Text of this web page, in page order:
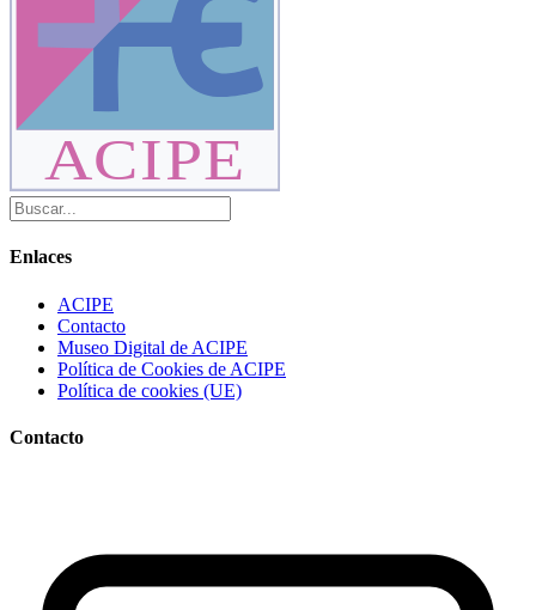
ACIPE
Enlaces
ACIPE
Contacto
Museo Digital de ACIPE
Política de Cookies de ACIPE
Política de cookies (UE)
Contacto